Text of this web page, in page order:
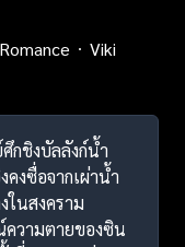
Romance
Viki
กชิงบัลลังก์น้ำ
คงซื่อจากเผ่าน้ำ
ในสงคราม
ความตายของซิน